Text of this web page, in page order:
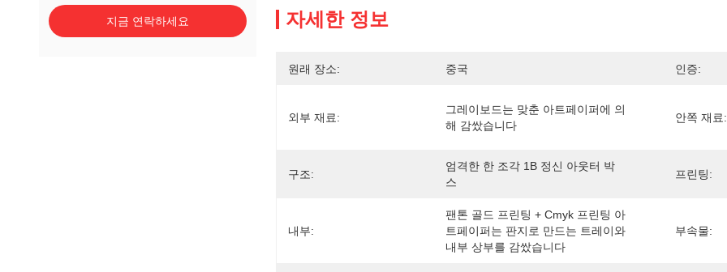
지금 연락하세요 자세한 정보
원래 장소: 중국 인증:
외부 재료:
그레이보드는 맞춘 아트페이퍼에 의
해 감쌌습니다
안쪽 재료:
구조:
엄격한 한 조각 1B 정신 아웃터 박
스
프린팅:
내부:
팬톤 골드 프린팅 + Cmyk 프린팅 아
트페이퍼는 판지로 만드는 트레이와
내부 상부를 감쌌습니다
부속물: